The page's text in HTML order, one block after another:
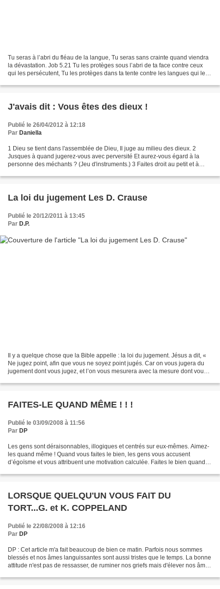
Tu seras à l’abri du fléau de la langue, Tu seras sans crainte quand viendra
la dévastation. Job 5.21 Tu les protèges sous l’abri de ta face contre ceux
qui les persécutent, Tu les protèges dans ta tente contre les langues qui les
J'avais dit : Vous êtes des dieux !
Publié le 26/04/2012 à 12:18
Par Daniella
1 Dieu se tient dans l'assemblée de Dieu, Il juge au milieu des dieux. 2
Jusques à quand jugerez-vous avec perversité Et aurez-vous égard à la
personne des méchants ? (Jeu d'instruments.) 3 Faites droit au petit et à
La loi du jugement Les D. Crause
Publié le 20/12/2011 à 13:45
Par D.P.
Il y a quelque chose que la Bible appelle : la loi du jugement. Jésus a dit, «
Ne jugez point, afin que vous ne soyez point jugés. Car on vous jugera du
jugement dont vous jugez, et l’on vous mesurera avec la mesure dont vous
FAITES-LE QUAND MÊME ! ! !
Publié le 03/09/2008 à 11:56
Par DP
Les gens sont déraisonnables, illogiques et centrés sur eux-mêmes. Aimez-
les quand même ! Quand vous faites le bien, les gens vous accusent
d’égoïsme et vous attribuent une motivation calculée. Faites le bien quand
LORSQUE QUELQU'UN VOUS FAIT DU
TORT...G. et K. COPPELAND
Publié le 22/08/2008 à 12:16
Par DP
DP : Cet article m'a fait beaucoup de bien ce matin. Parfois nous sommes
blessés et nos âmes languissantes sont aussi tristes que le temps. La bonne
attitude n'est pas de ressasser, de ruminer nos griefs mais d'élever nos âmes